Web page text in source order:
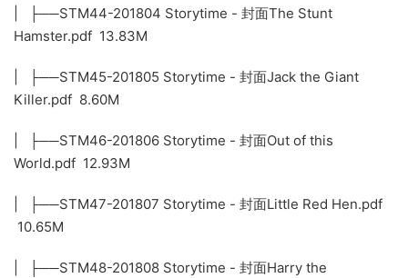
| ├──STM44-201804 Storytime - 封面The Stunt
Hamster.pdf 13.83M
| ├──STM45-201805 Storytime - 封面Jack the Giant
Killer.pdf 8.60M
| ├──STM46-201806 Storytime - 封面Out of this
World.pdf 12.93M
| ├──STM47-201807 Storytime - 封面Little Red Hen.pdf
10.65M
| ├──STM48-201808 Storytime - 封面Harry the